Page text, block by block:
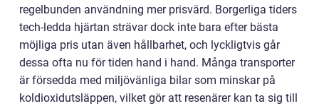
regelbunden användning mer prisvärd. Borgerliga tiders
tech-ledda hjärtan strävar dock inte bara efter bästa
möjliga pris utan även hållbarhet, och lyckligtvis går
dessa ofta nu för tiden hand i hand. Många transporter
är försedda med miljövänliga bilar som minskar på
koldioxidutsläppen, vilket gör att resenärer kan ta sig till